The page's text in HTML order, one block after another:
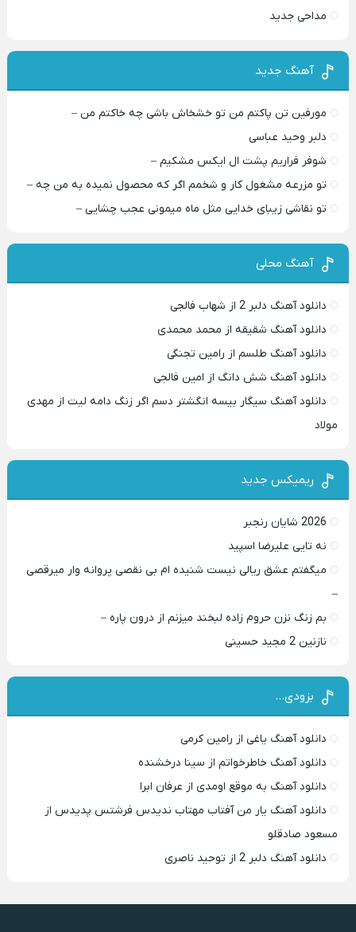
مداحی جدید
آهنگ جدید
مورفین تن پاکتم من تو خشخاش باشی چه خاکتم من –
دلبر وحید عباسی
شوفر فراریم پشت ال ایکس مشکیم –
تو مزرعه مشغول کار و شخمم اگر که محصول نمیده به من چه –
تو نقاشی زیبای خدایی مثل ماه میمونی عجب چشایی –
آهنگ محلی
دانلود آهنگ دلبر 2 از شهاب فالجی
دانلود آهنگ شقیقه از محمد محمدی
دانلود آهنگ طلسم از رامین تجنگی
دانلود آهنگ شش دانگ از امین فالجی
دانلود آهنگ سیگار بیسه انگشتر دسم اگر زنگ دامه لیت از مهدی
مولاد
ریمیکس جدید
2026 شایان رنجبر
نه تایی علیرضا اسپید
میگفتم عشق ریالی نیست شنیده ام بی نقصی پروانه وار میرقصی
–
بم زنگ نزن حروم زاده لبخند میزنم از درون پاره –
نازنین 2 مجید حسینی
بزودی…
دانلود آهنگ یاغی از رامین کرمی
دانلود آهنگ خاطرخواتم از سینا درخشنده
دانلود آهنگ به موقع اومدی از عرفان ابرا
دانلود آهنگ یار من آفتاب مهتاب ندیدس فرشتس پدیدس از
مسعود صادقلو
دانلود آهنگ دلبر 2 از توحید ناصری